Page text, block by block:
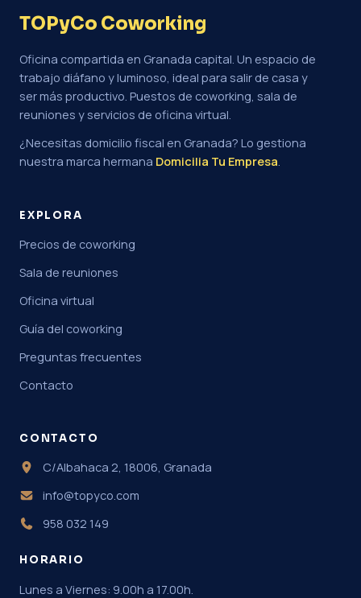
TOPyCo Coworking
Oficina compartida en Granada capital. Un espacio de
trabajo diáfano y luminoso, ideal para salir de casa y
ser más productivo. Puestos de coworking, sala de
reuniones y servicios de oficina virtual.
¿Necesitas domicilio fiscal en Granada? Lo gestiona
nuestra marca hermana Domicilia Tu Empresa.
EXPLORA
Precios de coworking
Sala de reuniones
Oficina virtual
Guía del coworking
Preguntas frecuentes
Contacto
CONTACTO
C/Albahaca 2, 18006, Granada
info@topyco.com
958 032 149
HORARIO
Lunes a Viernes: 9.00h a 17.00h.